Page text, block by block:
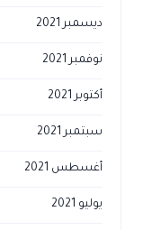
ديسمبر 2021
نوفمبر 2021
أكتوبر 2021
سبتمبر 2021
أغسطس 2021
يوليو 2021